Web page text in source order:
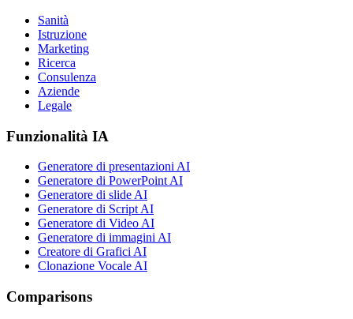
Sanità
Istruzione
Marketing
Ricerca
Consulenza
Aziende
Legale
Funzionalità IA
Generatore di presentazioni AI
Generatore di PowerPoint AI
Generatore di slide AI
Generatore di Script AI
Generatore di Video AI
Generatore di immagini AI
Creatore di Grafici AI
Clonazione Vocale AI
Comparisons